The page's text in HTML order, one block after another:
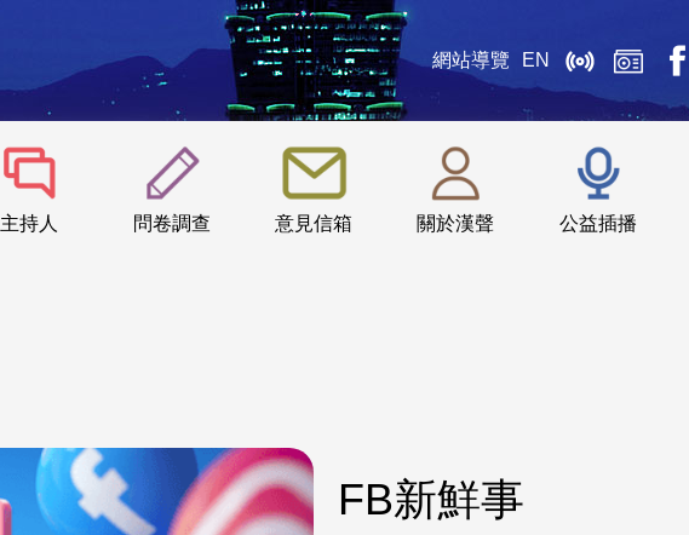
網站導覽 EN
主持人 問卷調查 意見信箱 關於漢聲 公益插播
:::
FB新鮮事